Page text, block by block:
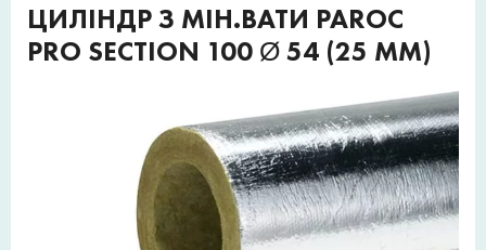
ЦИЛІНДР З МІН.ВАТИ PAROC
PRO SECTION 100 Ø 54 (25 ММ)